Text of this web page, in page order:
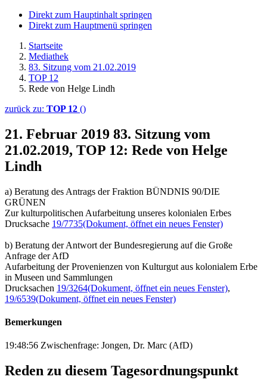
Direkt zum Hauptinhalt springen
Direkt zum Hauptmenü springen
Startseite
Mediathek
83. Sitzung vom 21.02.2019
TOP 12
Rede von Helge Lindh
zurück zu: TOP 12 ()
21. Februar 2019 83. Sitzung vom
21.02.2019, TOP 12: Rede von Helge
Lindh
a) Beratung des Antrags der Fraktion BÜNDNIS 90/DIE
GRÜNEN
Zur kulturpolitischen Aufarbeitung unseres kolonialen Erbes
Drucksache 19/7735(Dokument, öffnet ein neues Fenster)
b) Beratung der Antwort der Bundesregierung auf die Große
Anfrage der AfD
Aufarbeitung der Provenienzen von Kulturgut aus kolonialem Erbe
in Museen und Sammlungen
Drucksachen 19/3264(Dokument, öffnet ein neues Fenster),
19/6539(Dokument, öffnet ein neues Fenster)
Bemerkungen
19:48:56 Zwischenfrage: Jongen, Dr. Marc (AfD)
Reden zu diesem Tagesordnungspunkt